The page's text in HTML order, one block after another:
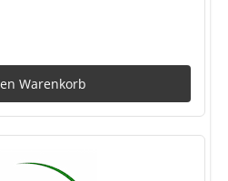
Warenkorb